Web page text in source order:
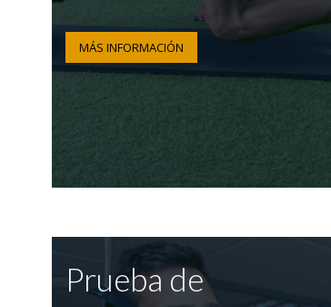
MÁS INFORMACIÓN
Prueba de